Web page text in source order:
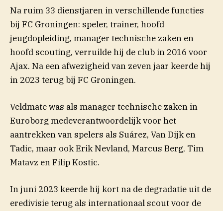
Na ruim 33 dienstjaren in verschillende functies
bij FC Groningen: speler, trainer, hoofd
jeugdopleiding, manager technische zaken en
hoofd scouting, verruilde hij de club in 2016 voor
Ajax. Na een afwezigheid van zeven jaar keerde hij
in 2023 terug bij FC Groningen.
Veldmate was als manager technische zaken in
Euroborg medeverantwoordelijk voor het
aantrekken van spelers als Suárez, Van Dijk en
Tadic, maar ook Erik Nevland, Marcus Berg, Tim
Matavz en Filip Kostic.
In juni 2023 keerde hij kort na de degradatie uit de
eredivisie terug als internationaal scout voor de